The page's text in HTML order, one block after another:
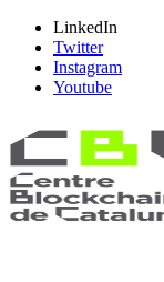
LinkedIn
Twitter
Instagram
Youtube